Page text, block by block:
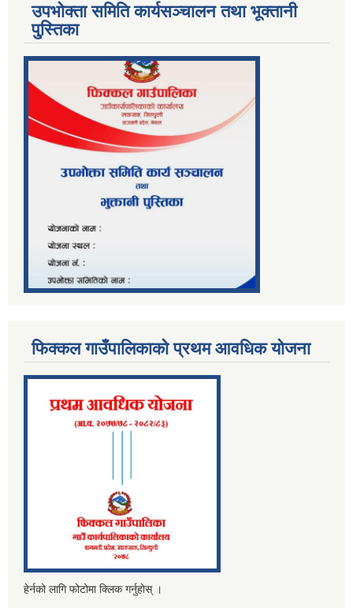
उपभोक्ता समिति कार्यसञ्चालन तथा भूक्तानी
पु्स्तिका
फिक्कल गाउँपालिकाको प्रथम आवधिक योजना
हेर्नको लागि फोटोमा क्लिक गर्नुहोस् ।